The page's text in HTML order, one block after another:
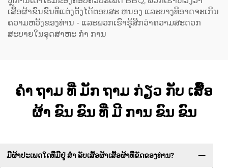
ເສື້ອຜ້າຂົນຂົນທີ່ແຕ່ງຕັ້ງໄດ້ຕອບສະ ຫນອງ ແລະບາງທີອາດຈະເກີນ
ຄວາມຫວັງຂອງທ່ານ - ແລະພວກເຮົາຮູ້ສຶກວ່າຄວາມສະດວກ
ສະບາຍໃນອຸດສາຫະ ກໍາ ການ
ຄໍາ ຖາມ ທີ່ ມັກ ຖາມ ກ່ຽວ ກັບ ເສື້ອ
ຜ້າ ຂົນ ຂົນ ທີ່ ມີ ການ ຂົນ ຂົນ
ມີຜ້າປະເພດໃດທີ່ມີຢູ່ ສໍາ ລັບເສື້ອຜ້າເສື້ອຜ້າທີ່ຂັດຂອງທ່ານ?